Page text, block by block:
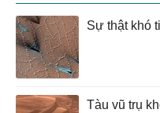
Sự thật khó
Tàu vũ trụ